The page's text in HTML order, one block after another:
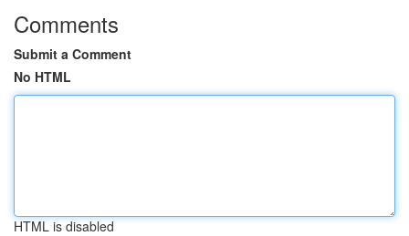
Comments
Submit a Comment
No HTML
HTML is disabled